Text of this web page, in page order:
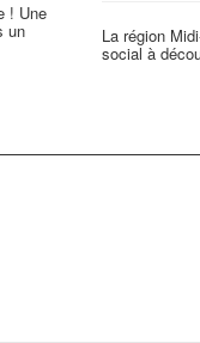
! Une
un La région
social à